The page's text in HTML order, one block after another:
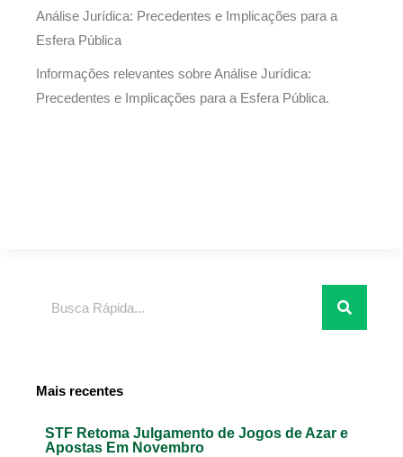
Análise Jurídica: Precedentes e Implicações para a
Esfera Pública
Informações relevantes sobre Análise Jurídica:
Precedentes e Implicações para a Esfera Pública.
Mais recentes
STF Retoma Julgamento de Jogos de Azar e
Apostas Em Novembro